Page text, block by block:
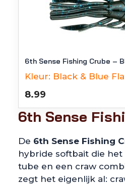
6th Sense Fishing Crube –
Kleur: Black & Blue
8.99
6th Sense
De 6th Sense Fishing
hybride softbait die het
tube en een craw
zegt het eigenlijk al: